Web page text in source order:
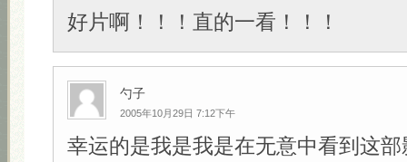
好片啊！！！直的一看！！！
勺子
2005年10月29日 7:12下午
幸运的是我是我是在无意中看到这